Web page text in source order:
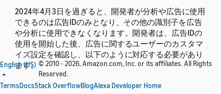
2024年4月3日を過ぎると、開発者が分析や広告に使用
できるのは広告IDのみとなり、その他の識別子を広告
や分析に使用できなくなります。開発者は、広告IDの
使用を開始した後、広告に関するユーザーのカスタマ
イズ設定を確認し、以下のように対応する必要があり
ます。
ほかの識別子を使用できないアクティビティの例とし
English (US) © 2010 - 2026, Amazon.com, Inc. or its affiliates. All Rights
Reserved.
TermsDocsStack OverflowBlogAlexa Developer Home